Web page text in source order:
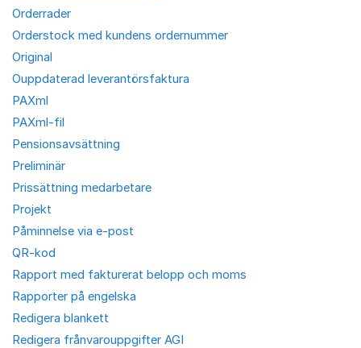
Orderrader
Orderstock med kundens ordernummer
Original
Ouppdaterad leverantörsfaktura
PAXml
PAXml-fil
Pensionsavsättning
Preliminär
Prissättning medarbetare
Projekt
Påminnelse via e-post
QR-kod
Rapport med fakturerat belopp och moms
Rapporter på engelska
Redigera blankett
Redigera frånvarouppgifter AGI